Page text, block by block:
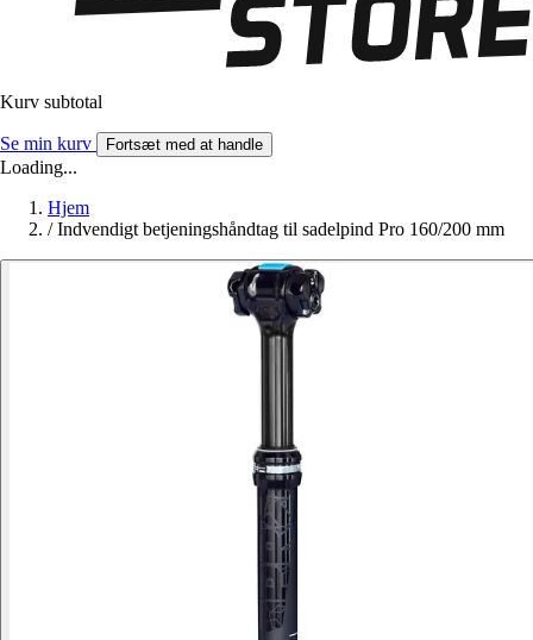
Kurv subtotal
Se min kurv Fortsæt med at handle
Loading...
Hjem
/ Indvendigt betjeningshåndtag til sadelpind Pro 160/200 mm